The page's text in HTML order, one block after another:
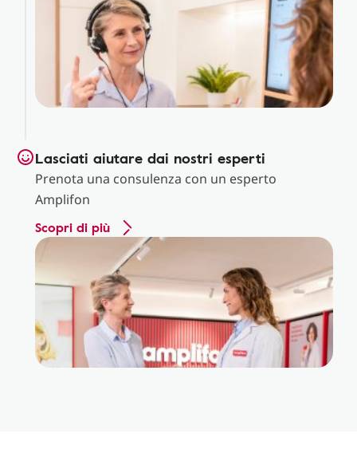
Lasciati aiutare dai nostri esperti
Prenota una consulenza con un esperto
Amplifon
Scopri di più